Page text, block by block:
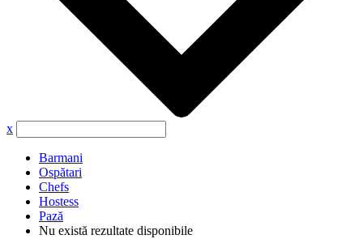
x
Barmani
Ospătari
Chefs
Hostess
Pază
Nu există rezultate disponibile